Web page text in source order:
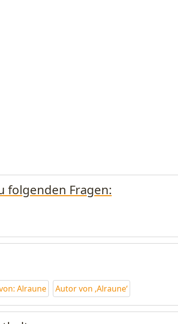
folgenden Fragen:
Alraune Autor von ‚Alraune‘